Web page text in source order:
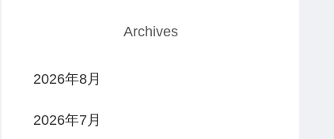
Archives
2026年8月
2026年7月